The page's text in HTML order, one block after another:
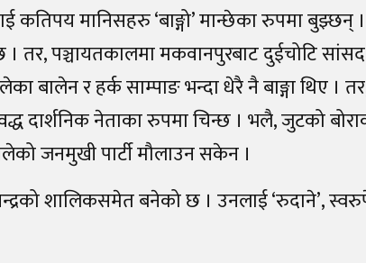
कतिपय मानिसहरु ‘बाङ्गो’ मान्छेका रुपमा बुझ्छन्
। तर, पञ्चायतकालमा मकवानपुरबाट दुईचोटि
बालेन र हर्क साम्पाङ भन्दा धेरै नै बाङ्गा थिए ।
दार्शनिक नेताका रुपमा चिन्छ । भलै, जुटको
जनमुखी पार्टी मौलाउन सकेन ।
शालिकसमेत बनेको छ । उनलाई ‘रुदाने’,